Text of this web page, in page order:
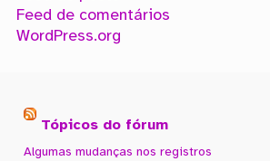
Feed de comentários
WordPress.org
Tópicos do fórum
Algumas mudanças nos registros